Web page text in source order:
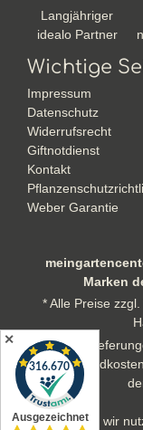
Langjähriger
idealo Partner
Wichtige
Impressum
Datenschutz
Widerrufsrecht
Giftnotdienst
Kontakt
Weber Garantie
Marken
* Alle Preise
** gilt für
und
Hinweis: wir
✕